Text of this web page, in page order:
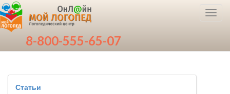
8-800-555-65-07
Статьи